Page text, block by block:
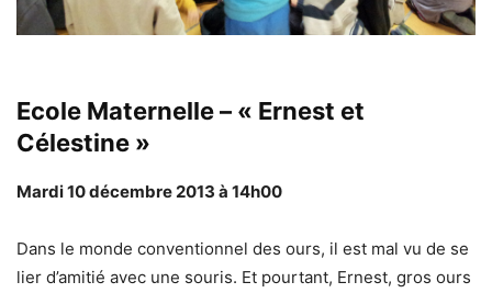
Ecole Maternelle – « Ernest et
Célestine »
Mardi 10 décembre 2013 à 14h00
Dans le monde conventionnel des ours, il est mal vu de se
lier d’amitié avec une souris. Et pourtant, Ernest, gros ours